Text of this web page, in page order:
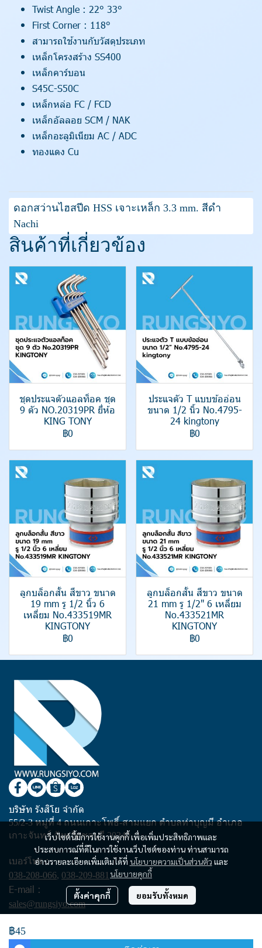
Twist Angle : 22° 33°
First Corner : 118°
สามารถใช้งานกับวัสดุประเภท
เหล็กโครงสร้าง SS400
เหล็กคาร์บอน
S45C-S50C
เหล็กหล่อ FC / FCD
เหล็กอัลลอย SCM / NAK
เหล็กอะลูมิเนียม AC / ADC
ทองแดง Cu
ดอกสว่านไฮสปีด HSS เจาะเหล็ก 3.3 mm. สีดำ
Nachi
สินค้าที่เกี่ยวข้อง
ชุดประแจตัวแอลท็อค ชุด
9 ตัว NO.20319PR ยี่ห้อ
KING TONY
฿0
ประแจตัว T แบบข้ออ่อน
ขนาด 1/2 นิ้ว No.4795-
24 kingtony
฿0
ลูกบล็อกสั้น สีขาว ขนาด
19 mm รู 1/2 นิ้ว 6
เหลี่ยม No.433519MR
KINGTONY
฿0
ลูกบล็อกสั้น สีขาว ขนาด
21 mm รู 1/2" 6 เหลี่ยม
No.433521MR
KINGTONY
฿0
฿45
เว็บไซต์นี้มีการใช้งานคุกกี้ เพื่อเพิ่มประสิทธิภาพและ
ประสบการณ์ที่ดีในการใช้งานเว็บไซต์ของท่าน ท่านสามารถ
อ่านรายละเอียดเพิ่มเติมได้ที่ นโยบายความเป็นส่วนตัว และ
นโยบายคุกกี้
ตั้งค่าคุกกี้ ยอมรับทั้งหมด
บริษัท รังสิโย จำกัด
55/2-3 หมู่ที่ 4 ถนนเกาะโพธิ์-สามแยก ตำบลท่าบุญมี อำเภอ
เกาะจันทร์ จังหวัดชลบุรี 20240
เบอร์โทร :
038-208-066, 038-209-881
E-mail :
sales@rungsiyo.com
Copyright | All Rights Reserved | Powered by rungsiyo.com